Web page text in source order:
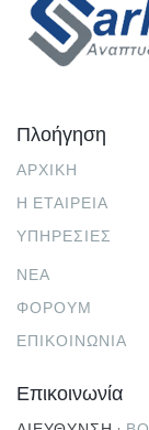
Πλοήγηση
ΑΡΧΙΚΉ
Η ΕΤΑΙΡΕΊΑ
ΥΠΗΡΕΣΊΕΣ
ΝΕΑ
ΦΟΡΟΥΜ
ΕΠΙΚΟΙΝΩΝΊΑ
Επικοινωνία